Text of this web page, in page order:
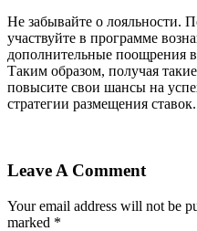
Не забывайте о лояльности.
участвуйте в программе
дополнительные поощрения
Таким образом, получая
повысите свои шансы на
стратегии размещения ставок.
Leave A Comment
Your email address will not be
marked *